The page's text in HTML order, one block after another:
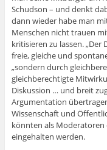
Schudson – und denkt
dann wieder habe man
Menschen nicht trauen
kritisieren zu lassen.
freie, gleiche und
„sondern durch
gleichberechtigte
Diskussion … und breit
Argumentation
Wissenschaft und
könnten als Moderatoren
eingehalten werden.